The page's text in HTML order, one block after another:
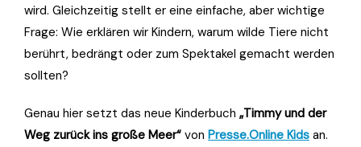
wird. Gleichzeitig stellt er eine einfache, aber wichtige
Frage: Wie erklären wir Kindern, warum wilde Tiere nicht
berührt, bedrängt oder zum Spektakel gemacht werden
sollten?
Genau hier setzt das neue Kinderbuch „Timmy und der
Weg zurück ins große Meer“ von Presse.Online Kids an.